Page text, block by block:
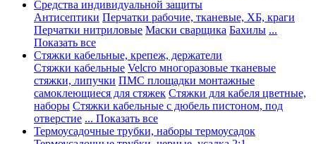
Средства индивидуальной защиты
Антисептики Перчатки рабочие, тканевые, ХБ, краги
Перчатки нитриловые Маски сварщика Бахилы ...
Показать все
Стяжки кабельные, крепеж, держатели
Стяжки кабельные Velcro многоразовые тканевые
стяжки, липучки ПМС площадки монтажные
самоклеющиеся для стяжек Стяжки для кабеля цветные,
наборы Стяжки кабельные с дюбель пистоном, под
отверстие ... Показать все
Термоусадочные трубки, наборы термоусадок